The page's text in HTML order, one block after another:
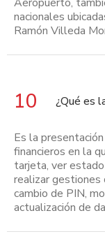
nacionales
Ramón Villeda
10 ¿Qué es
Es la
financieros en la
tarjeta, ver
realizar
cambio de PIN,
actualización de